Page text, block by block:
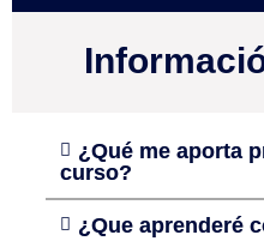
¿Qué me aporta
curso?
¿Que aprenderé